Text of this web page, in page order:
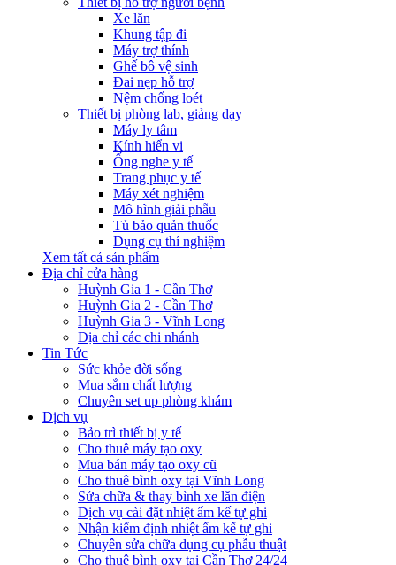
Xe lăn
Khung tập đi
Máy trợ thính
Ghế bô vệ sinh
Đai nẹp hỗ trợ
Nệm chống loét
Thiết bị phòng lab, giảng dạy
Máy ly tâm
Kính hiển vi
Ống nghe y tế
Trang phục y tế
Máy xét nghiệm
Mô hình giải phẫu
Tủ bảo quản thuốc
Dụng cụ thí nghiệm
Xem tất cả sản phẩm
Địa chỉ cửa hàng
Huỳnh Gia 1 - Cần Thơ
Huỳnh Gia 2 - Cần Thơ
Huỳnh Gia 3 - Vĩnh Long
Địa chỉ các chi nhánh
Tin Tức
Sức khỏe đời sống
Mua sắm chất lượng
Chuyên set up phòng khám
Dịch vụ
Bảo trì thiết bị y tế
Cho thuê máy tạo oxy
Mua bán máy tạo oxy cũ
Cho thuê bình oxy tại Vĩnh Long
Sửa chữa & thay bình xe lăn điện
Dịch vụ cài đặt nhiệt ẩm kế tự ghi
Nhận kiểm định nhiệt ẩm kế tự ghi
Chuyên sửa chữa dụng cụ phẫu thuật
Cho thuê bình oxy tại Cần Thơ 24/24